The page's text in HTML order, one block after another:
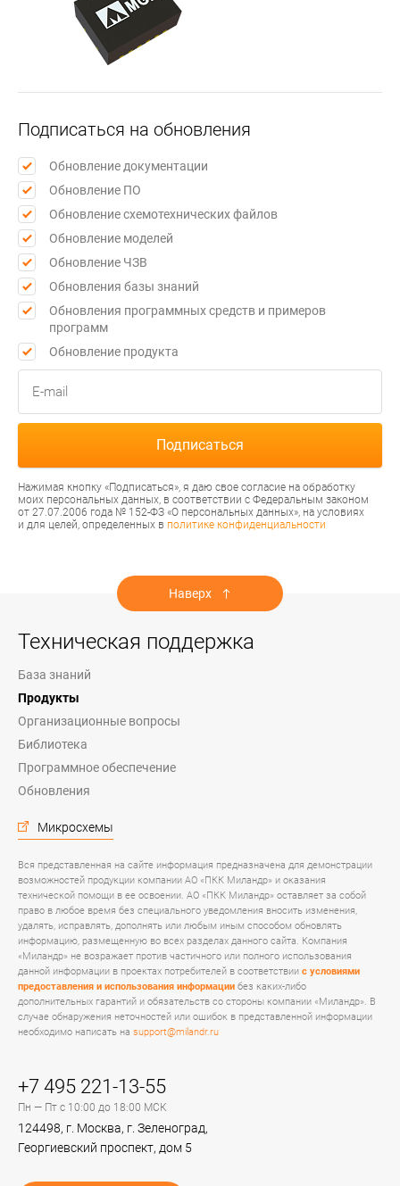
Подписаться на обновления
Обновление документации
Обновление ПО
Обновление схемотехнических файлов
Обновление моделей
Обновление ЧЗВ
Обновления базы знаний
Обновления программных средств и примеров
программ
Обновление продукта
Нажимая кнопку «Подписаться», я даю свое согласие на обработку
моих персональных данных, в соответствии с Федеральным законом
от 27.07.2006 года № 152-ФЗ «О персональных данных», на условиях
и для целей, определенных в политике конфиденциальности
Наверх
Техническая поддержка
База знаний
Продукты
Организационные вопросы
Библиотека
Программное обеспечение
Обновления
Микросхемы
Вся представленная на сайте информация предназначена для демонстрации
возможностей продукции компании АО «ПКК Миландр» и оказания
технической помощи в ее освоении. АО «ПКК Миландр» оставляет за собой
право в любое время без специального уведомления вносить изменения,
удалять, исправлять, дополнять или любым иным способом обновлять
информацию, размещенную во всех разделах данного сайта. Компания
«Миландр» не возражает против частичного или полного использования
данной информации в проектах потребителей в соответствии с условиями
предоставления и использования информации без каких-либо
дополнительных гарантий и обязательств со стороны компании «Миландр». В
случае обнаружения неточностей или ошибок в представленной информации
необходимо написать на support@milandr.ru
+7 495 221-13-55
Пн — Пт с 10:00 до 18:00 МСК
124498, г. Москва, г. Зеленоград,
Георгиевский проспект, дом 5